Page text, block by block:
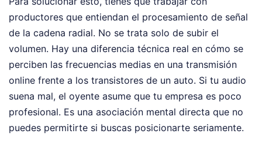
productores que entiendan el procesamiento de señal
de la cadena radial. No se trata solo de subir el
volumen. Hay una diferencia técnica real en cómo se
perciben las frecuencias medias en una transmisión
online frente a los transistores de un auto. Si tu audio
suena mal, el oyente asume que tu empresa es poco
profesional. Es una asociación mental directa que no
puedes permitirte si buscas posicionarte seriamente.